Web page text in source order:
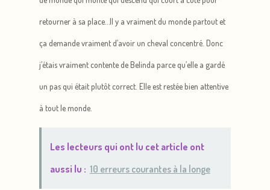
retourner à sa place…Il y a vraiment du monde partout et
ça demande vraiment d’avoir un cheval concentré. Donc
j’étais vraiment contente de Belinda parce qu’elle a gardé
un pas qui était plutôt correct. Elle est restée bien attentive
à tout le monde.
Les lecteurs qui ont lu cet article ont
aussi lu : 10 erreurs courantes à la longe